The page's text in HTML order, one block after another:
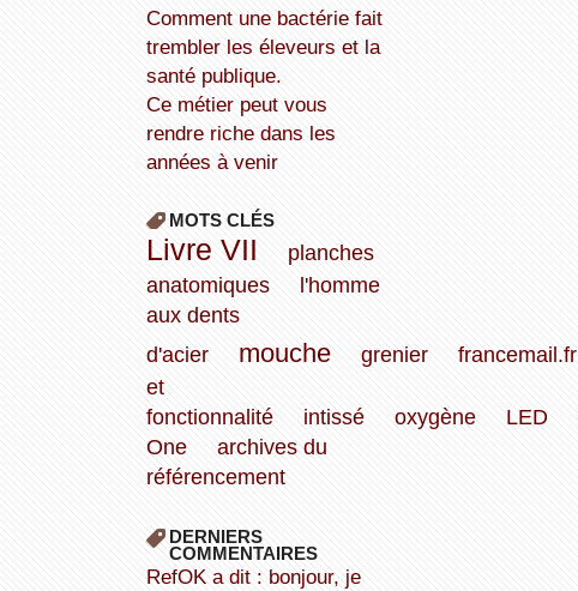
Comment une bactérie fait
trembler les éleveurs et la
santé publique.
Ce métier peut vous
rendre riche dans les
années à venir
MOTS CLÉS
Livre VII
planches
anatomiques
l'homme
aux dents
d'acier
mouche grenier francemail.fr
et
fonctionnalité
intissé oxygène LED
One
archives du
référencement
DERNIERS
COMMENTAIRES
refOK a dit : bonjour, je